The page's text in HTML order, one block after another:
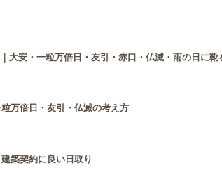
大安・一粒万倍日・友引・赤口・仏滅・雨の日に靴
万倍日・友引・仏滅の考え方
築契約に良い日取り